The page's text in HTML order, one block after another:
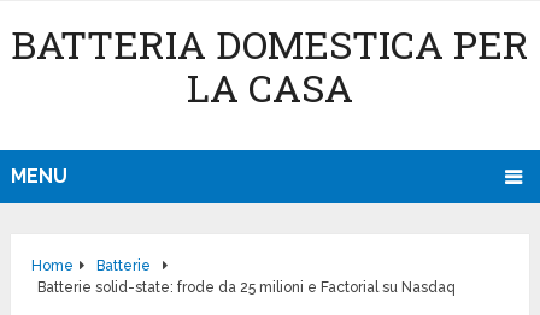
BATTERIA DOMESTICA PER
LA CASA
MENU
Home
Batterie
Batterie solid-state: frode da 25 milioni e Factorial su Nasdaq